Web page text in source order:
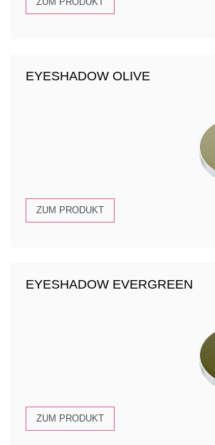
ZUM PRODUKT
EYESHADOW OLIVE
ZUM PRODUKT
EYESHADOW EVERGREEN
ZUM PRODUKT